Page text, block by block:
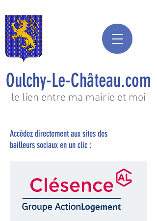
le lien entre ma mairie et moi
Oulchy-Le-Château.com
Accèdez directement aux sites des
bailleurs sociaux en un clic :